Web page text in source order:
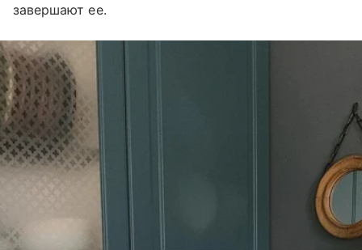
завершают ее.